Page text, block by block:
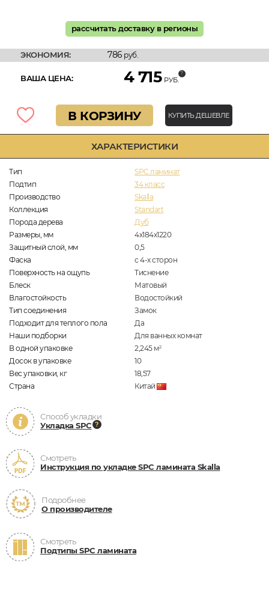
ХАРАКТЕРИСТИКИ
Тип
SPC ламинат
Подтип
34 класс
Производство
Skalla
Коллекция
Standart
Порода дерева
Дуб
Размеры, мм
4х184х1220
Защитный слой, мм
0,5
Фаска
с 4-х сторон
Поверхность на ощупь
Тиснение
Блеск
Матовый
Влагостойкость
Водостойкий
Тип соединения
Замок
Подходит для теплого пола
Да
Наши подборки
Для ванных комнат
В одной упаковке
2,245 м2
Досок в упаковке
10
Вес упаковки, кг
18,57
Страна
Китай
Способ укладки
Укладка SPC
Смотреть
Инструкция по укладке SPC ламината Skalla
Подробнее
О производителе
Смотреть
Подтипы SPC ламината
рассчитать доставку в регионы
ЭКОНОМИЯ: 786 руб.
ВАША ЦЕНА: 4 715 РУБ.
В КОРЗИНУ КУПИТЬ ДЕШЕВЛЕ